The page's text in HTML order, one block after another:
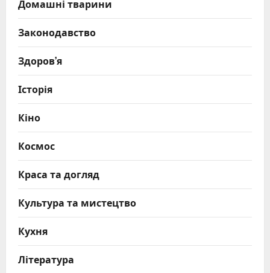
Домашні тварини
Законодавство
Здоров’я
Історія
Кіно
Космос
Краса та догляд
Культура та мистецтво
Кухня
Література